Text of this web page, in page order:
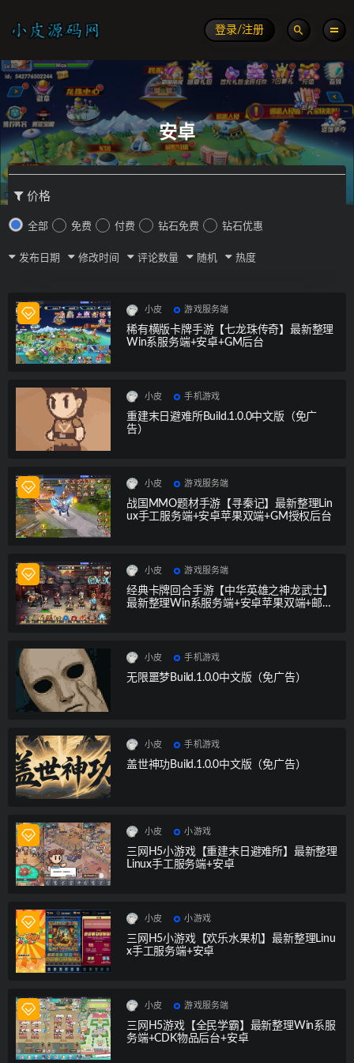
登录/注册
安卓
价格
全部 免费 付费 钻石免费 钻石优惠
发布日期 修改时间 评论数量 随机 热度
小皮 游戏服务端
稀有横版卡牌手游【七龙珠传奇】最新整理
Win系服务端+安卓+GM后台
小皮 手机游戏
重建末日避难所Build.1.0.0中文版（免广
告）
小皮 游戏服务端
战国MMO题材手游【寻秦记】最新整理Lin
ux手工服务端+安卓苹果双端+GM授权后台
小皮 游戏服务端
经典卡牌回合手游【中华英雄之神龙武士】
最新整理Win系服务端+安卓苹果双端+邮件
小皮 手机游戏
无限噩梦Build.1.0.0中文版（免广告）
小皮 手机游戏
盖世神功Build.1.0.0中文版（免广告）
小皮 小游戏
三网H5小游戏【重建末日避难所】最新整理
Linux手工服务端+安卓
小皮 小游戏
三网H5小游戏【欢乐水果机】最新整理Linu
x手工服务端+安卓
小皮 游戏服务端
三网H5游戏【全民学霸】最新整理Win系服
务端+CDK物品后台+安卓